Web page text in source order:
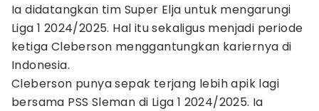
Ia didatangkan tim Super Elja untuk mengarungi
Liga 1 2024/2025. Hal itu sekaligus menjadi periode
ketiga Cleberson menggantungkan kariernya di
Indonesia.
Cleberson punya sepak terjang lebih apik lagi
bersama PSS Sleman di Liga 1 2024/2025. Ia